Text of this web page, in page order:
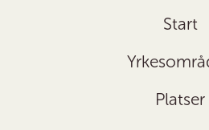
Start
Platser